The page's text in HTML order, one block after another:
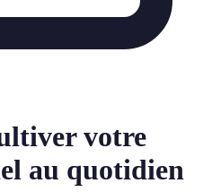
votre
au quotidien